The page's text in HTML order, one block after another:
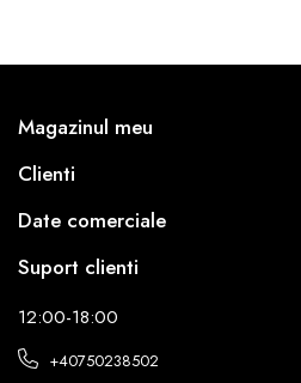
Magazinul meu
Clienti
Date comerciale
Suport clienti
12:00-18:00
+40750238502